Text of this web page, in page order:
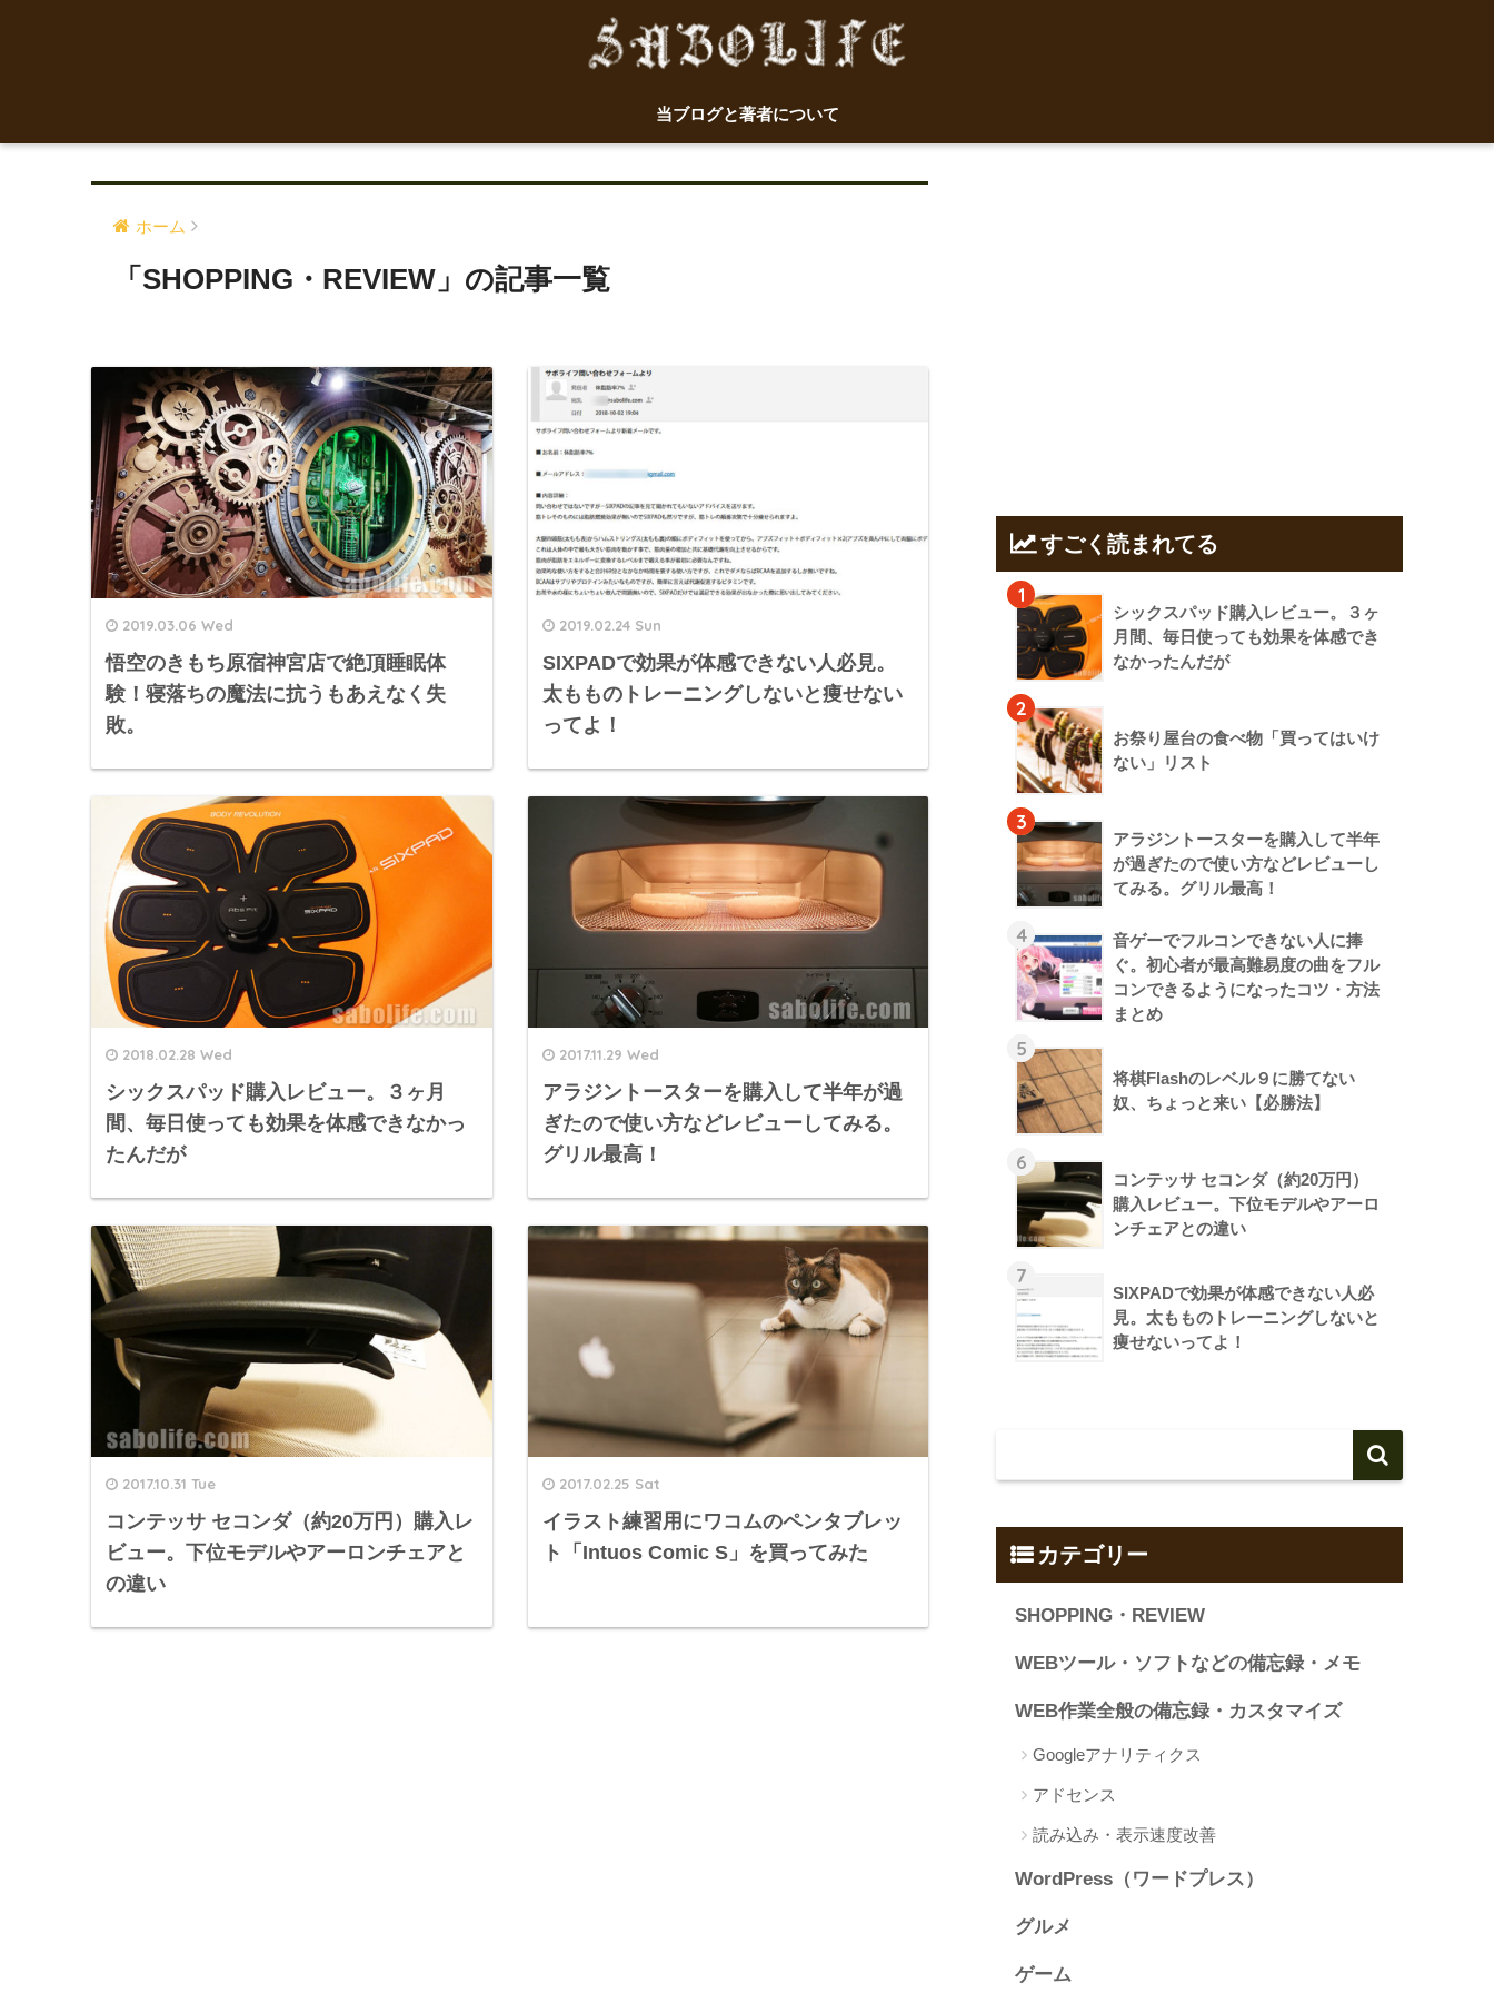
当ブログと著者について
ホーム
「SHOPPING・REVIEW」の記事一覧
2019.03.06 Wed
悟空のきもち原宿神宮店で絶頂睡眠体
験！寝落ちの魔法に抗うもあえなく失
敗。
2019.02.24 Sun
SIXPADで効果が体感できない人必見。
太もものトレーニングしないと痩せない
ってよ！
2018.02.28 Wed
シックスパッド購入レビュー。３ヶ月
間、毎日使っても効果を体感できなかっ
たんだが
2017.11.29 Wed
アラジントースターを購入して半年が過
ぎたので使い方などレビューしてみる。
グリル最高！
2017.10.31 Tue
コンテッサ セコンダ（約20万円）購入レ
ビュー。下位モデルやアーロンチェアと
の違い
2017.02.25 Sat
イラスト練習用にワコムのペンタブレッ
ト「Intuos Comic S」を買ってみた
すごく読まれてる
1
シックスパッド購入レビュー。３ヶ
月間、毎日使っても効果を体感でき
なかったんだが
2
お祭り屋台の食べ物「買ってはいけ
ない」リスト
3
アラジントースターを購入して半年
が過ぎたので使い方などレビューし
てみる。グリル最高！
4
音ゲーでフルコンできない人に捧
ぐ。初心者が最高難易度の曲をフル
コンできるようになったコツ・方法
まとめ
5
将棋Flashのレベル９に勝てない
奴、ちょっと来い【必勝法】
6
コンテッサ セコンダ（約20万円）
購入レビュー。下位モデルやアーロ
ンチェアとの違い
7
SIXPADで効果が体感できない人必
見。太もものトレーニングしないと
痩せないってよ！
カテゴリー
SHOPPING・REVIEW
WEBツール・ソフトなどの備忘録・メモ
WEB作業全般の備忘録・カスタマイズ
Googleアナリティクス
アドセンス
読み込み・表示速度改善
WordPress（ワードプレス）
グルメ
ゲーム